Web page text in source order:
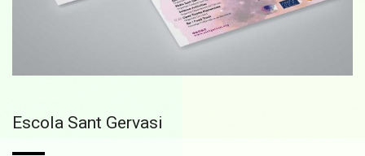
Escola Sant Gervasi